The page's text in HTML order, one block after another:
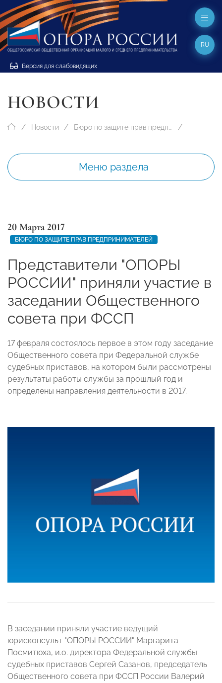
Версия для слабовидящих
RU
НОВОСТИ
Новости Бюро по защите прав предпринимателей
Меню раздела
20 Марта 2017
БЮРО ПО ЗАЩИТЕ ПРАВ ПРЕДПРИНИМАТЕЛЕЙ
Представители "ОПОРЫ
РОССИИ" приняли участие в
заседании Общественного
совета при ФССП
17 февраля состоялось первое в этом году заседание
Общественного совета при Федеральной службе
судебных приставов, на котором были рассмотрены
результаты работы службы за прошлый год и
определены направления деятельности в 2017.
В заседании приняли участие ведущий
юрисконсульт "ОПОРЫ РОССИИ" Маргарита
Посмитюха, и.о. директора Федеральной службы
судебных приставов Сергей Сазанов, председатель
Общественного совета при ФССП России Валерий